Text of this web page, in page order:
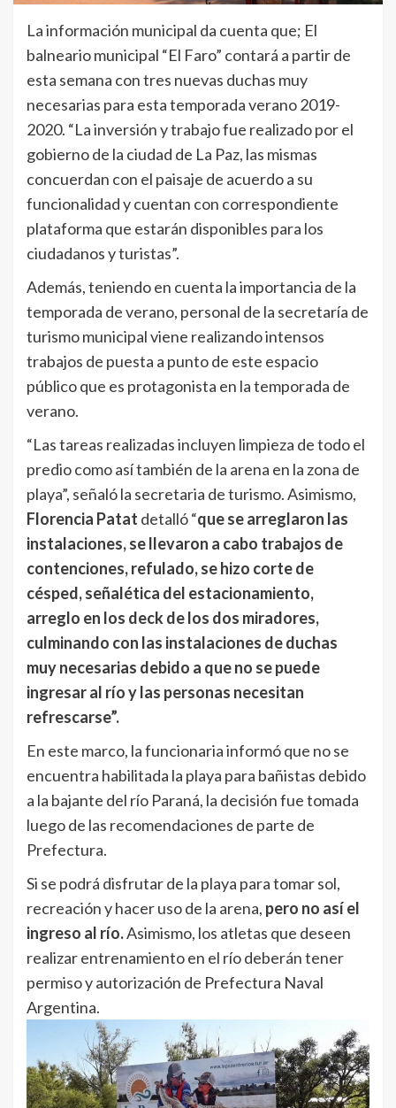
La información municipal da cuenta que; El
balneario municipal “El Faro” contará a partir de
esta semana con tres nuevas duchas muy
necesarias para esta temporada verano 2019-
2020. “La inversión y trabajo fue realizado por el
gobierno de la ciudad de La Paz, las mismas
concuerdan con el paisaje de acuerdo a su
funcionalidad y cuentan con correspondiente
plataforma que estarán disponibles para los
ciudadanos y turistas”.
Además, teniendo en cuenta la importancia de la
temporada de verano, personal de la secretaría de
turismo municipal viene realizando intensos
trabajos de puesta a punto de este espacio
público que es protagonista en la temporada de
verano.
“Las tareas realizadas incluyen limpieza de todo el
predio como así también de la arena en la zona de
playa”, señaló la secretaria de turismo. Asimismo,
Florencia Patat detalló “que se arreglaron las
instalaciones, se llevaron a cabo trabajos de
contenciones, refulado, se hizo corte de
césped, señalética del estacionamiento,
arreglo en los deck de los dos miradores,
culminando con las instalaciones de duchas
muy necesarias debido a que no se puede
ingresar al río y las personas necesitan
refrescarse”.
En este marco, la funcionaria informó que no se
encuentra habilitada la playa para bañistas debido
a la bajante del río Paraná, la decisión fue tomada
luego de las recomendaciones de parte de
Prefectura.
Si se podrá disfrutar de la playa para tomar sol,
recreación y hacer uso de la arena, pero no así el
ingreso al río.Asimismo, los atletas que deseen
realizar entrenamiento en el río deberán tener
permiso y autorización de Prefectura Naval
Argentina.